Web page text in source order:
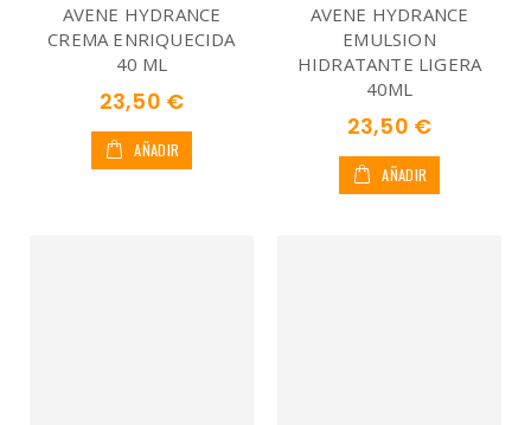
AVENE HYDRANCE
CREMA ENRIQUECIDA
40 ML
23,50 €
AÑADIR
AVENE HYDRANCE
EMULSION
HIDRATANTE LIGERA
40ML
23,50 €
AÑADIR